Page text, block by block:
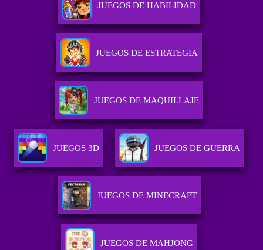
JUEGOS DE HABILIDAD
JUEGOS DE ESTRATEGIA
JUEGOS DE MAQUILLAJE
JUEGOS 3D JUEGOS DE GUERRA
JUEGOS DE MINECRAFT
JUEGOS DE MAHJONG